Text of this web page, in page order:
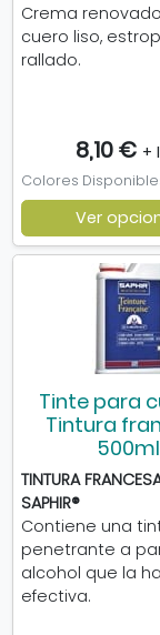
Crema
cuero liso,
rallado.
8,10 € +
Ver
Tinte para
Tintura
500ml
TINTURA
SAPHIR®
Contiene una
penetrante a
alcohol que la
efectiva.